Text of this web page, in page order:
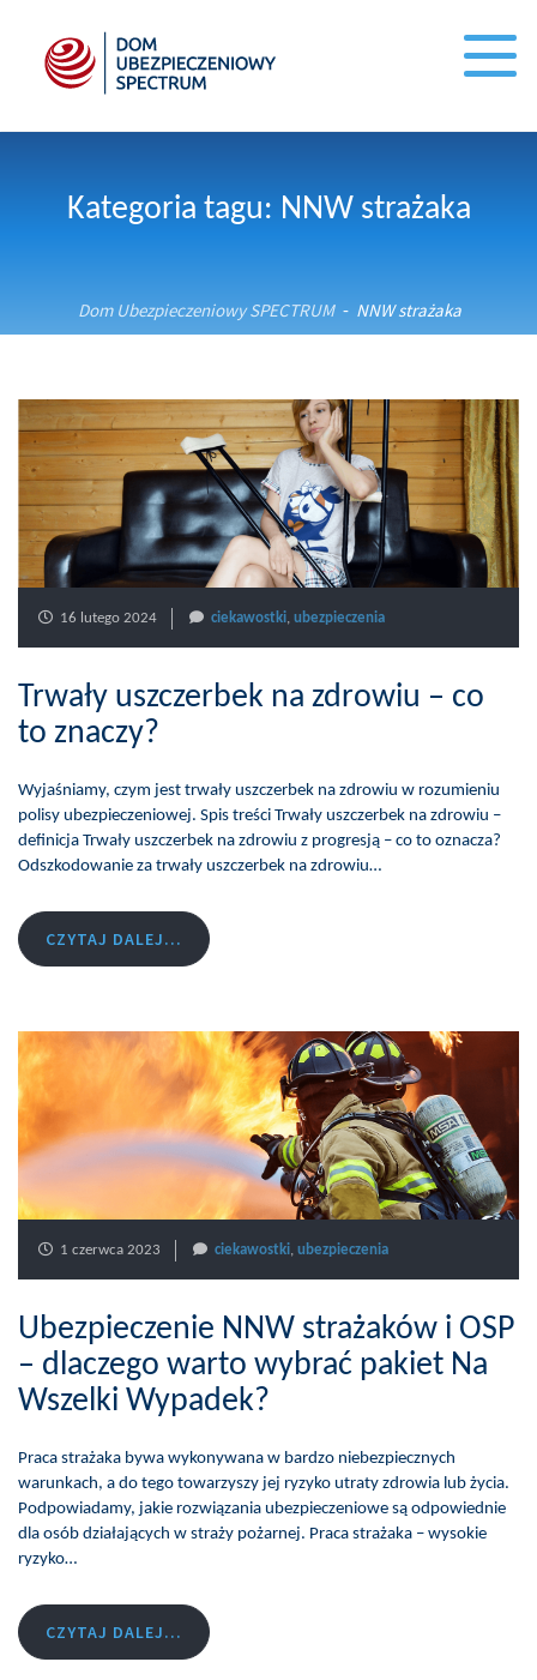
Kategoria tagu: NNW strażaka
Dom Ubezpieczeniowy SPECTRUM - NNW strażaka
16 lutego 2024 ciekawostki, ubezpieczenia
Trwały uszczerbek na zdrowiu – co
to znaczy?
Wyjaśniamy, czym jest trwały uszczerbek na zdrowiu w rozumieniu
polisy ubezpieczeniowej. Spis treści Trwały uszczerbek na zdrowiu –
definicja Trwały uszczerbek na zdrowiu z progresją – co to oznacza?
Odszkodowanie za trwały uszczerbek na zdrowiu…
CZYTAJ DALEJ...
1 czerwca 2023 ciekawostki ubezpieczenia
Ubezpieczenie NNW strażaków i OSP
– dlaczego warto wybrać pakiet Na
Wszelki Wypadek?
Praca strażaka bywa wykonywana w bardzo niebezpiecznych
warunkach, a do tego towarzyszy jej ryzyko utraty zdrowia lub życia.
Podpowiadamy, jakie rozwiązania ubezpieczeniowe są odpowiednie
dla osób działających w straży pożarnej. Praca strażaka – wysokie
ryzyko…
CZYTAJ DALEJ...